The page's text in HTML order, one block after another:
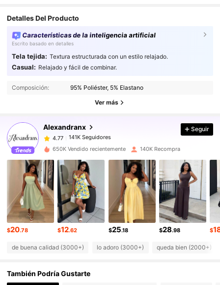
Detalles Del Producto
Características de la inteligencia artificial
Escrito basado en detalles
Tela tejida: Textura estructurada con un estilo relajado.
Casual: Relajado y fácil de combinar.
Composición: 95% Poliéster, 5% Elastano
Ver más
Alexandranx
4.77 141K Seguidores
141K Seguidores
141K Seguidores
4.77
141K Seguidores
t***l seguidoHace 5 horas
4.77
4.77 141K Seguidores
4.77 141K Seguidores
4.77 141K Seguidores
4.77 141K Seguidores
4.77 141K Seguidores
Seguir
650K Vendido recientemente 140K Recompra
$20.78 $12.62 $25.18 $28.98 $
de buena calidad (3000+) lo adoro (3000+) queda bien (2000+)
También Podría Gustarte